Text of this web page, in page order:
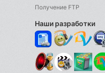
Получение FTP
Наши разработки